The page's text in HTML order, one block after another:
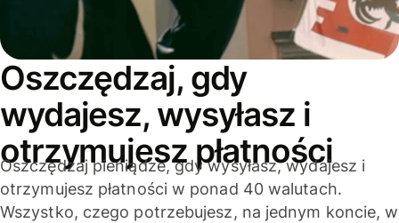
Oszczędzaj, gdy
wydajesz, wysyłasz i
otrzymujesz płatności
Oszczędzaj pieniądze, gdy wysyłasz, wydajesz i
otrzymujesz płatności w ponad 40 walutach.
Wszystko, czego potrzebujesz, na jednym koncie, w